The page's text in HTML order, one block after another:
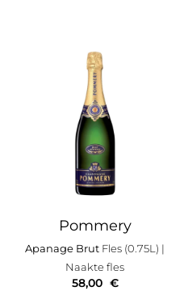
Pommery
Apanage Brut Fles (0.75L) |
Naakte fles
58,00 €